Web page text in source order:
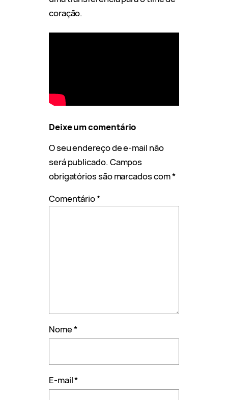
coração.
Deixe um comentário
O seu endereço de e-mail não
será publicado. Campos
obrigatórios são marcados com*
Comentário*
Nome*
E-mail*